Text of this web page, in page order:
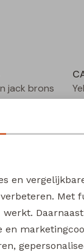
jack brons
en
Met
werkt.
en